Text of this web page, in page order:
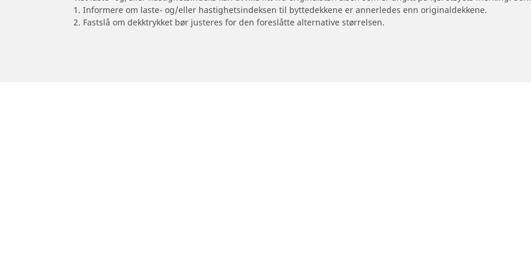
1. Informere om laste- og/eller hastighetsindeksen til byttedekkene er annerledes enn originaldekkene.
2. Fastslå om dekktrykket bør justeres for den foreslåtte alternative størrelsen.